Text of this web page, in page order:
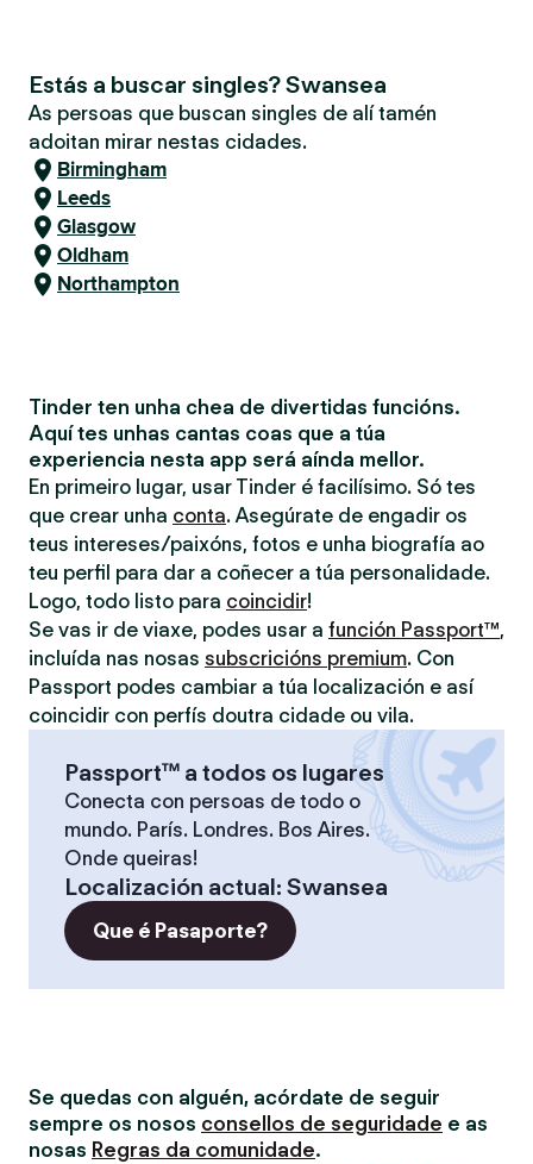
Estás a buscar singles? Swansea
As persoas que buscan singles de alí tamén
adoitan mirar nestas cidades.
Birmingham
Leeds
Glasgow
Oldham
Northampton
Tinder ten unha chea de divertidas funcións.
Aquí tes unhas cantas coas que a túa
experiencia nesta app será aínda mellor.
En primeiro lugar, usar Tinder é facilísimo. Só tes
que crear unha conta. Asegúrate de engadir os
teus intereses/paixóns, fotos e unha biografía ao
teu perfil para dar a coñecer a túa personalidade.
Logo, todo listo para coincidir!
Se vas ir de viaxe, podes usar a función Passport™,
incluída nas nosas subscricións premium. Con
Passport podes cambiar a túa localización e así
coincidir con perfís doutra cidade ou vila.
Passport™ a todos os lugares
Conecta con persoas de todo o
mundo. París. Londres. Bos Aires.
Onde queiras!
Localización actual: Swansea
Que é Pasaporte?
Se quedas con alguén, acórdate de seguir
sempre os nosos consellos de seguridade e as
nosas Regras da comunidade.